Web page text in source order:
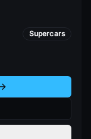
Supercars